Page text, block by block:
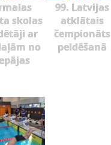
skolas
ar
no
99. Latvijas
atklātais
čempionāts
peldēšanā